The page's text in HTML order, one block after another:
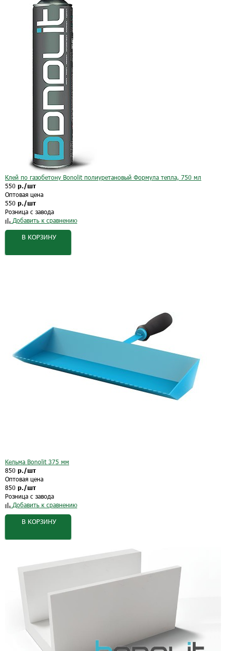
Клей по газобетону Bonolit полиуретановый Формула тепла, 750 мл
550 р./шт
Оптовая цена
550 р./шт
Розница с завода
Добавить к сравнению
В КОРЗИНУ
Кельма Bonolit 375 мм
850 р./шт
Оптовая цена
850 р./шт
Розница с завода
Добавить к сравнению
В КОРЗИНУ